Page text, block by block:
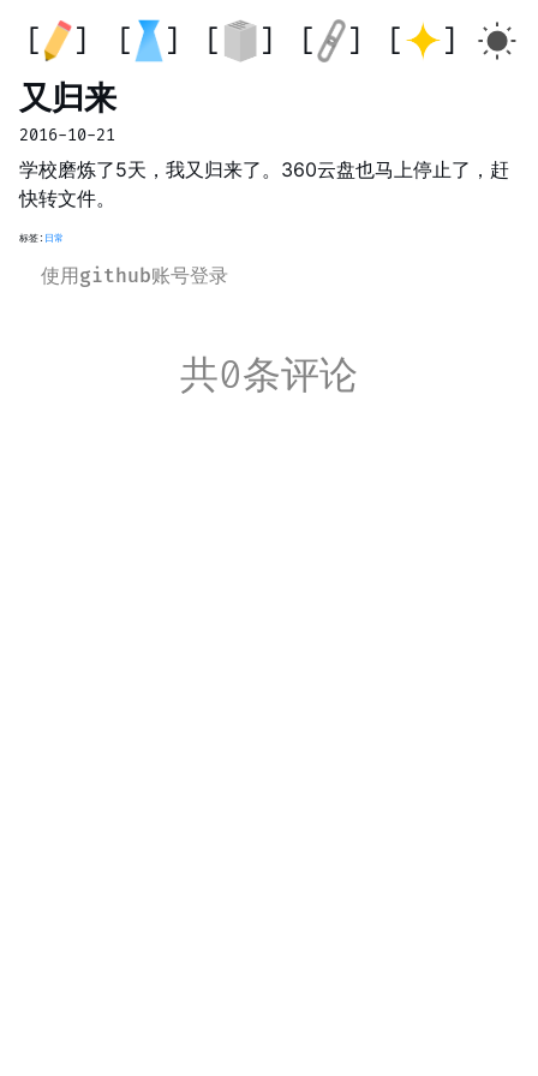
又归来
2016-10-21
学校磨炼了5天，我又归来了。360云盘也马上停止了，赶
快转文件。
标签: 日常
使用github账号登录
共0条评论